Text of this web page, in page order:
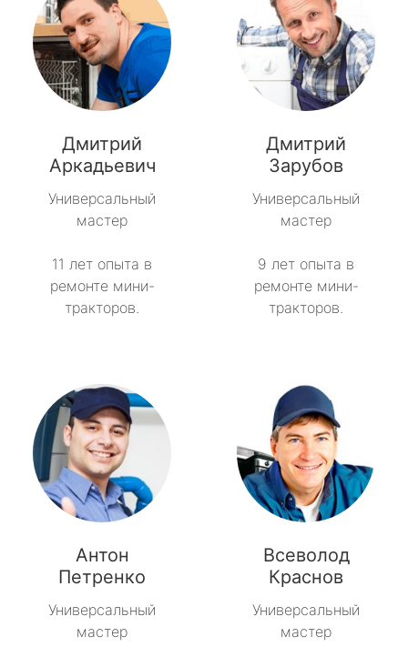
Дмитрий
Аркадьевич
Универсальный
мастер
11 лет опыта в
ремонте мини-
тракторов.
Дмитрий
Зарубов
Универсальный
мастер
9 лет опыта в
ремонте мини-
тракторов.
Антон
Петренко
Универсальный
мастер
Всеволод
Краснов
Универсальный
мастер